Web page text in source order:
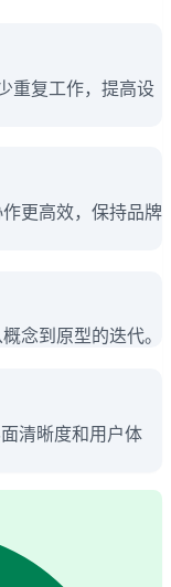
重复工作，提高设
更高效，保持品牌
念到原型的迭代。
清晰度和用户体